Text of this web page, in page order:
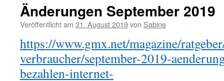
Änderungen September 2019
Veröffentlicht am 31. August 2019von Sabine
https://www.gmx.net/magazine/
verbraucher/september-2019-
bezahlen-internet-